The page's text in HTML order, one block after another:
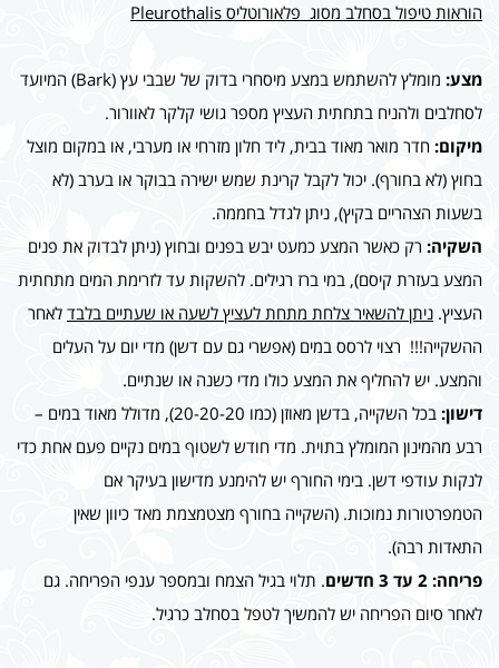
הוראות טיפול בסחלב מסוג פלאורוטליס Pleurothalis
מצע:
מומלץ להשתמש במצע מיסחרי בדוק של שבבי עץ (Bark) המיועד
לסחלבים ולהניח בתחתית העציץ מספר גושי קלקר לאוורור.
מיקום: חדר מואר מאוד בבית, ליד חלון מזרחי או מערבי, או במקום מוצל
בחוץ (לא בחורף). יכול לקבל קרינת שמש ישירה בבוקר או בערב (לא
בשעות הצהריים בקיץ), ניתן לגדל בחממה.
השקיה: רק כאשר המצע כמעט יבש בפנים ובחוץ (ניתן לבדוק את פנים
המצע בעזרת קיסם), במי ברז רגילים. להשקות עד לזרימת המים מתחתית
העציץ. ניתן להשאיר צלחת מתחת לעציץ לשעה או שעתיים בלבד לאחר
ההשקייה!!! רצוי לרסס במים (אפשרי גם עם דשן) מדי יום על העלים
והמצע. יש להחליף את המצע כולו מדי כשנה או שנתיים.
דישון:
בכל השקייה, בדשן מאוזן (כמו 20-20-20), מדולל מאוד במים –
רבע מהמינון המומלץ בתוית. מדי חודש לשטוף במים נקיים פעם אחת כדי
לנקות עודפי דשן. בימי החורף יש להימנע מדישון בעיקר אם
הטמפרטורות נמוכות. (השקייה בחורף מצטמצמת מאד כיוון שאין
התאדות רבה).
פריחה: 2 עד 3 חדשים
. תלוי בגיל הצמח ובמספר ענפי הפריחה. גם
לאחר סיום הפריחה יש להמשיך לטפל בסחלב כרגיל.